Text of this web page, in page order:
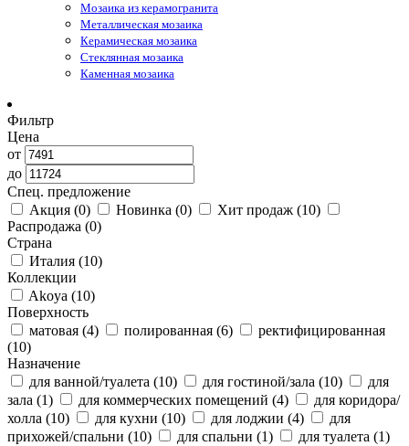
Мозаика из керамогранита
Металлическая мозаика
Керамическая мозаика
Стеклянная мозаика
Каменная мозаика
Фильтр
Цена
от
до
Спец. предложение
Акция (0) Новинка (0) Хит продаж (10)
Распродажа (0)
Страна
Италия (10)
Коллекции
Akoya (10)
Поверхность
матовая (4) полированная (6)
ректифицированная
(10)
Назначение
для ванной/туалета (10) для гостиной/зала (10)
для
зала (1) для коммерческих помещений (4)
для коридора/
холла (10) для кухни (10) для лоджии (4)
для
прихожей/спальни (10) для спальни (1) для туалета (1)